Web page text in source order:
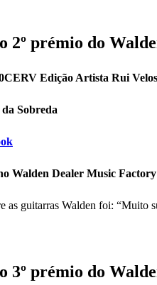
2º prémio do
Edição Artista Rui
Sobreda
Walden Dealer Music Factory
as guitarras Walden foi: “Muito
3º prémio do